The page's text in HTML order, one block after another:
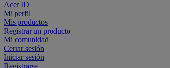
Acer ID
Mi perfil
Mis productos
Registrar un producto
Mi comunidad
Cerrar sesión
Iniciar sesión
Registrarse